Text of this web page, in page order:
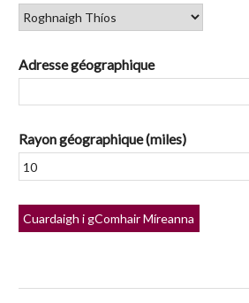
Adresse géographique
Rayon géographique (miles)